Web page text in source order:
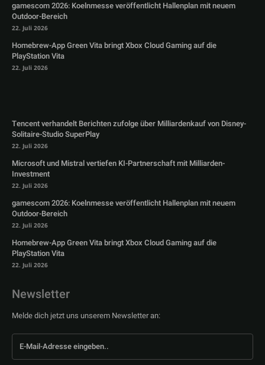
gamescom 2026: Koelnmesse veröffentlicht Hallenplan mit neuem
Outdoor-Bereich
22. Juli 2026
Homebrew-App Green Vita bringt Xbox Cloud Gaming auf die
PlayStation Vita
22. Juli 2026
Tencent verhandelt Berichten zufolge über Milliardenkauf von Disney-
Solitaire-Studio SuperPlay
22. Juli 2026
Microsoft und Mistral vertiefen KI-Partnerschaft mit Milliarden-
Investment
22. Juli 2026
gamescom 2026: Koelnmesse veröffentlicht Hallenplan mit neuem
Outdoor-Bereich
22. Juli 2026
Homebrew-App Green Vita bringt Xbox Cloud Gaming auf die
PlayStation Vita
22. Juli 2026
Newsletter
Melde dich jetzt uns unserem Newsletter an: